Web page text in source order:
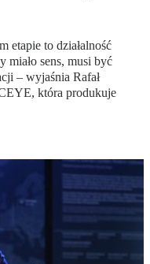
etapie to działalność
miało sens, musi być
– wyjaśnia Rafał
która produkuje